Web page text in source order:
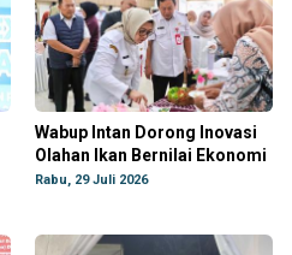
Wabup Intan Dorong Inovasi
Olahan Ikan Bernilai Ekonomi
Rabu, 29 Juli 2026